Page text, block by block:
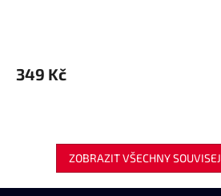
349 Kč
ZOBRAZIT VŠECHNY